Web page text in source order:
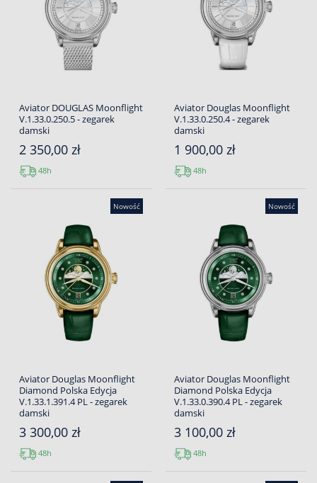
Aviator DOUGLAS Moonflight
V.1.33.0.250.5 - zegarek
damski
2 350,00 zł
48h
Aviator Douglas Moonflight
V.1.33.0.250.4 - zegarek
damski
1 900,00 zł
48h
Nowość
Aviator Douglas Moonflight
Diamond Polska Edycja
V.1.33.1.391.4 PL - zegarek
damski
3 300,00 zł
48h
Nowość
Aviator Douglas Moonflight
Diamond Polska Edycja
V.1.33.0.390.4 PL - zegarek
damski
3 100,00 zł
48h